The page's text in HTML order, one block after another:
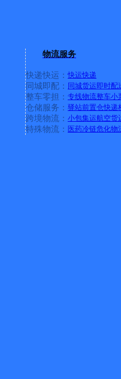
物流服务
快递快运： 快运快递
同城即配： 同城货运即时配
整车零担： 专线物流整车小
仓储服务： 驿站前置仓快递
跨境物流： 小包集运航空货
特殊物流： 医药冷链危化物